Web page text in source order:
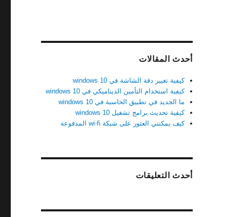
أحدث المقالات
كيفية تغيير دقة الشاشة في windows 10
كيفية استخدام التأمين الديناميكي في windows 10
ما الجديد في تطبيق الحاسبة في windows 10
كيفية تحديث برامج تشغيل windows 10
كيف يمكنني العثور على شبكة wi-fi المدفوعة
أحدث التعليقات